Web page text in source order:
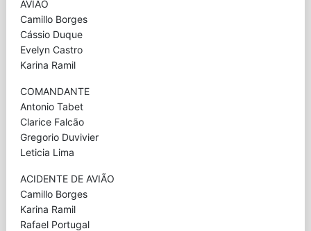
AVIÃO
Camillo Borges
Cássio Duque
Evelyn Castro
Karina Ramil
COMANDANTE
Antonio Tabet
Clarice Falcão
Gregorio Duvivier
Leticia Lima
ACIDENTE DE AVIÃO
Camillo Borges
Karina Ramil
Rafael Portugal